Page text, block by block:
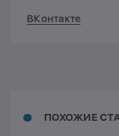
ВКонтакте
ПОХОЖИЕ